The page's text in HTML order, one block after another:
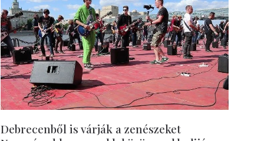
Debrecenből is várják a zenészeket